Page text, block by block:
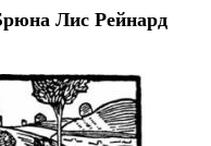
Лис Рейнард